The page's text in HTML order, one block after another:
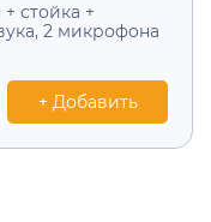
стойка +
2 микрофона
+ Добавить